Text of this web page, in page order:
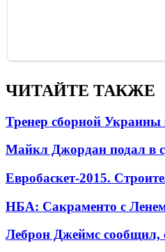
ЧИТАЙТЕ ТАКЖЕ
Тренер сборной Украины
Майкл Джордан подал в
Евробаскет-2015.
НБА: Сакраменто с
Леброн Джеймс сообщил,